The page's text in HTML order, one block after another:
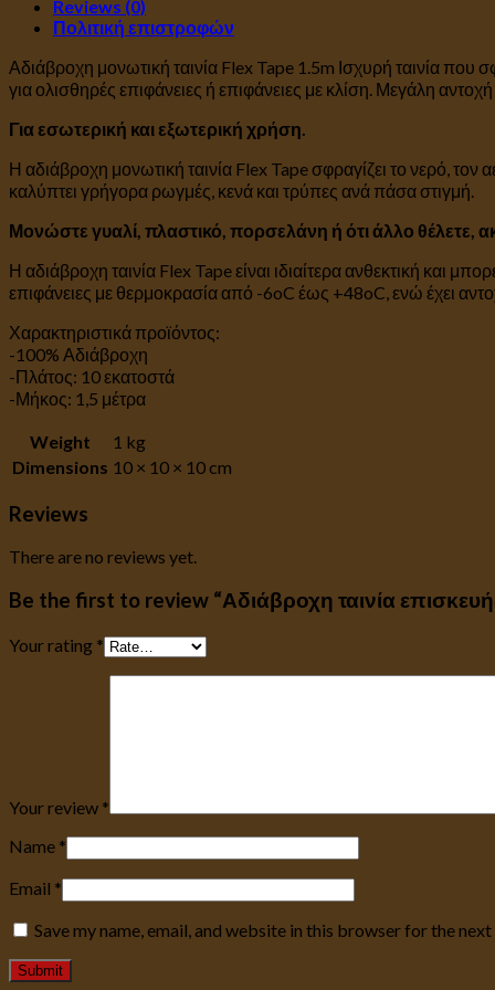
Reviews (0)
Πολιτική επιστροφών
Αδιάβροχη μονωτική ταινία Flex Tape 1.5m Ισχυρή ταινία που
για ολισθηρές επιφάνειες ή επιφάνειες με κλίση. Μεγάλη
Για εσωτερική και εξωτερική χρήση.
Η αδιάβροχη μονωτική ταινία Flex Tape σφραγίζει το νερό,
καλύπτει γρήγορα ρωγμές, κενά και τρύπες ανά πάσα στιγμή.
Μονώστε γυαλί, πλαστικό, πορσελάνη ή ότι άλλο θέλετε,
Η αδιάβροχη ταινία Flex Tape είναι ιδιαίτερα ανθεκτική και
επιφάνειες με θερμοκρασία από -6oC έως +48oC, ενώ έχει
Χαρακτηριστικά προϊόντος:
-100% Αδιάβροχη
-Πλάτος: 10 εκατοστά
-Μήκος: 1,5 μέτρα
Weight
1 kg
Dimensions 10 × 10 × 10 cm
Reviews
There are no reviews yet.
Be the first to review “Αδιάβροχη ταινία
Your rating *
Your review *
Name *
Email *
Save my name, email, and website in this browser for the